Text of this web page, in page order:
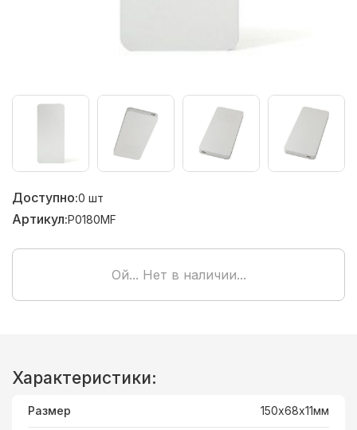
Доступно:0 шт
Артикул:P0180MF
Ой... Нет в наличии...
Характеристики:
Размер 150х68х11мм